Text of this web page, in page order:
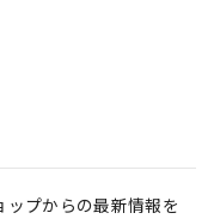
ップからの最新情報を